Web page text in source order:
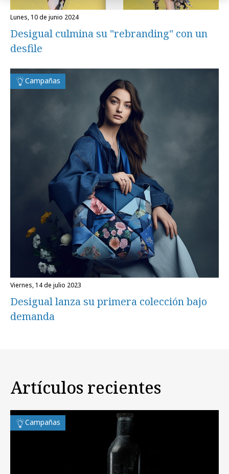
lunes, 10 de junio 2024
Desigual culmina su "rebranding" con un
desfile
Campañas
viernes, 14 de julio 2023
Desigual lanza su primera colección bajo
demanda
Artículos recientes
Campañas